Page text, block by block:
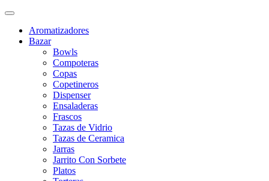
Aromatizadores
Bazar
Bowls
Compoteras
Copas
Copetineros
Dispenser
Ensaladeras
Frascos
Tazas de Vidrio
Tazas de Ceramica
Jarras
Jarrito Con Sorbete
Platos